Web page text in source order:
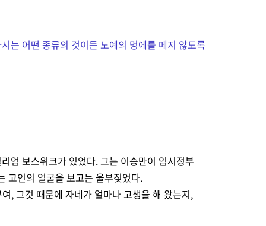
는 어떤 종류의 것이든 노예의 멍에를 메지 않도록
엄 보스위크가 있었다. 그는 이승만이 임시정부
고인의 얼굴을 보고는 울부짖었다.
, 그것 때문에 자네가 얼마나 고생을 해 왔는지,